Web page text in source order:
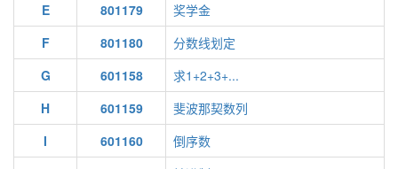
E
801179
奖学金
F
801180
分数线划定
G
601158
求1+2+3+...
H
601159
斐波那契数列
I
601160
倒序数